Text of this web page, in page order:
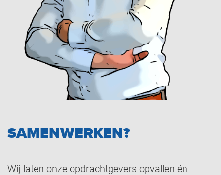
SAMENWERKEN?
Wij laten onze opdrachtgevers opvallen én